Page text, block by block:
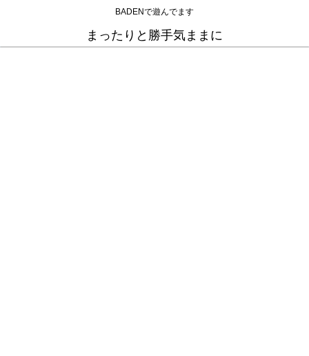
BADENで遊んでます
まったりと勝手気ままに